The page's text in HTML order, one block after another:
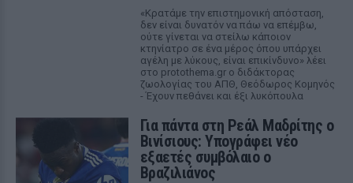
«Κρατάμε την επιστημονική απόσταση,
δεν είναι δυνατόν να πάω να επέμβω,
ούτε γίνεται να στείλω κάποιον
κτηνίατρο σε ένα μέρος όπου υπάρχει
αγέλη με λύκους, είναι επικίνδυνο» λέει
στο protothema.gr ο διδάκτορας
ζωολογίας του ΑΠΘ, Θεόδωρος Κομηνός
- Έχουν πεθάνει και έξι λυκόπουλα
Για πάντα στη Ρεάλ Μαδρίτης ο
Βινίσιους: Υπογράφει νέο
εξαετές συμβόλαιο ο
Βραζιλιάνος